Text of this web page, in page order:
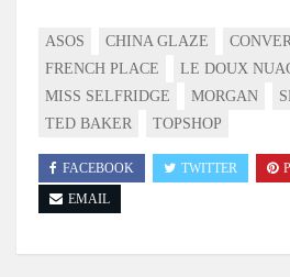
ASOS CHINA GLAZE
FRENCH PLACE
LE DOUX
MISS SELFRIDGE
MORGAN
TED BAKER
TOPSHOP
FACEBOOK TWITTER
EMAIL